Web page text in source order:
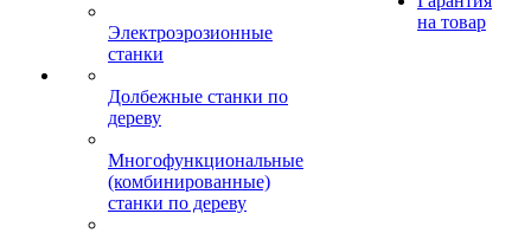
Электроэрозионные
станки
Долбежные станки по
дереву
Многофункциональные
(комбинированные)
станки по дереву
на товар